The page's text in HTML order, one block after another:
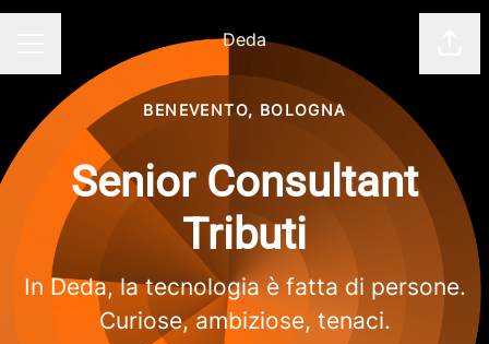
Deda
Menu Carriera
BENEVENTO, BOLOGNA
Senior Consultant
Tributi
In Deda, la tecnologia è fatta di persone.
Curiose, ambiziose, tenaci.